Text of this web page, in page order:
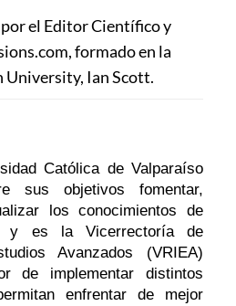
el Editor Científico y
formado en la
Ian Scott.
Católica de Valparaíso
sus objetivos fomentar,
los conocimientos de
y es la Vicerrectoría de
Avanzados (VRIEA)
de implementar distintos
enfrentar de mejor